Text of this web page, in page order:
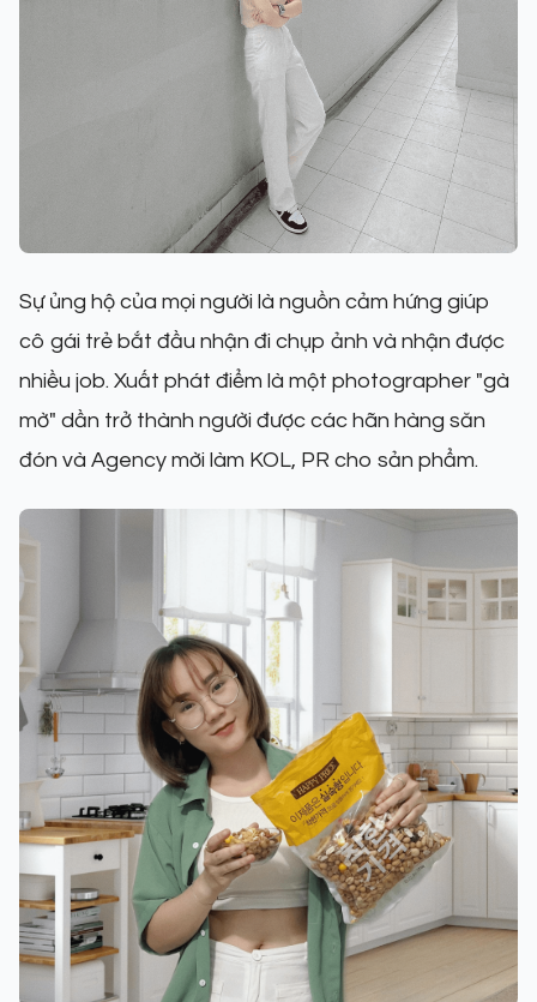
Sự ủng hộ của mọi người là nguồn cảm hứng giúp
cô gái trẻ bắt đầu nhận đi chụp ảnh và nhận được
nhiều job. Xuất phát điểm là một photographer "gà
mờ" dần trở thành người được các hãn hàng săn
đón và Agency mời làm KOL, PR cho sản phẩm.